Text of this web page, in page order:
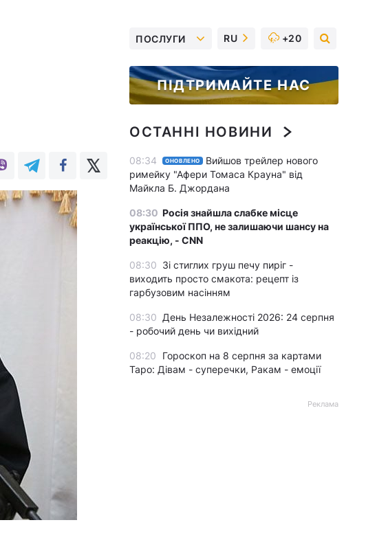
ПОСЛУГИ RU +20
ПІДТРИМАЙТЕ НАС
ОСТАННІ НОВИНИ
08:34 ОНОВЛЕНО
Вийшов трейлер нового
римейку "Афери Томаса Крауна" від
Майкла Б. Джордана
08:30 Росія знайшла слабке місце
української ППО, не залишаючи шансу на
реакцію, - CNN
08:30 Зі стиглих груш печу пиріг -
виходить просто смакота: рецепт із
гарбузовим насінням
08:30 День Незалежності 2026: 24 серпня
- робочий день чи вихідний
08:20
Гороскоп на 8 серпня за картами
Таро: Дівам - суперечки, Ракам - емоції
Реклама